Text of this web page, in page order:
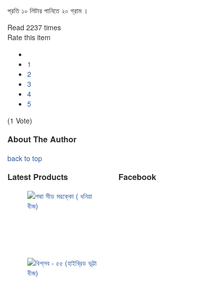
প্রতি ১০ লিটার পানিতে ২০ গ্রাম ।
Read 2237 times
Rate this item
1
2
3
4
5
(1 Vote)
About The Author
back to top
Latest Products Facebook